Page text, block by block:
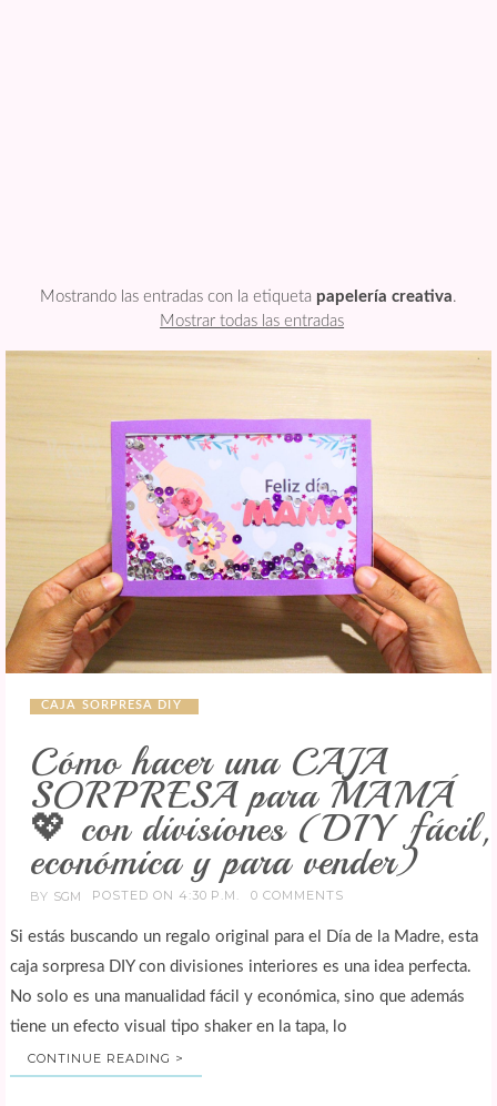
Mostrando las entradas con la etiqueta papelería creativa.
Mostrar todas las entradas
CAJA SORPRESA DIY
Cómo hacer una CAJA
SORPRESA para MAMÁ
💖 con divisiones (DIY fácil,
económica y para vender)
BY SGM POSTED ON 4:30 P.M. 0 COMMENTS
Si estás buscando un regalo original para el Día de la Madre, esta
caja sorpresa DIY con divisiones interiores es una idea perfecta.
No solo es una manualidad fácil y económica, sino que además
tiene un efecto visual tipo shaker en la tapa, lo
CONTINUE READING >